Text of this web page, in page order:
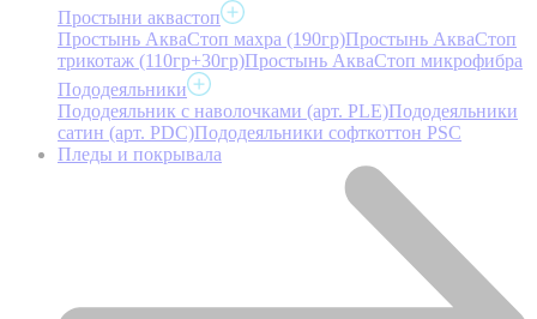
Простыни аквастоп
Простынь АкваСтоп махра (190гр)Простынь АкваСтоп
трикотаж (110гр+30гр)Простынь АкваСтоп микрофибра
Пододеяльники
Пододеяльник с наволочками (арт. PLE)Пододеяльники
сатин (арт. PDC)Пододеяльники софткоттон PSC
Пледы и покрывала